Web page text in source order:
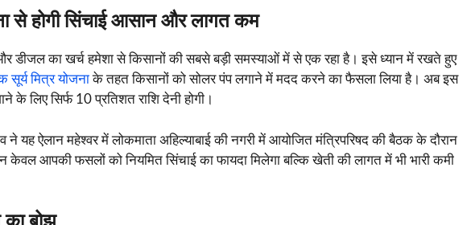
से होगी सिंचाई आसान और लागत कम
डीजल का खर्च हमेशा से किसानों की सबसे बड़ी समस्याओं में से एक रहा है। इसे ध्यान में रखते हुए
सूर्य मित्र योजनाके तहत किसानों को सोलर पंप लगाने में मदद करने का फैसला लिया है। अब इस
लिए सिर्फ 10 प्रतिशत राशि देनी होगी।
ने यह ऐलान महेश्वर में लोकमाता अहिल्याबाई की नगरी में आयोजित मंत्रिपरिषद की बैठक के दौरान
केवल आपकी फसलों को नियमित सिंचाई का फायदा मिलेगा बल्कि खेती की लागत में भी भारी कमी